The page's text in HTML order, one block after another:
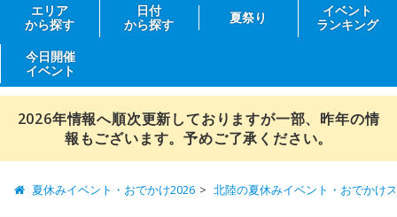
エリア
から探す
日付
から探す
夏祭り
イベント
ランキング
今日開催
イベント
2026年情報へ順次更新しておりますが一部、昨年の情
報もございます。予めご了承ください。
夏休みイベント・おでかけ2026 北陸の夏休みイベント・おでかけ